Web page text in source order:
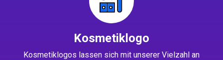
Kosmetiklogo
Kosmetiklogos lassen sich mit unserer Vielzahl an